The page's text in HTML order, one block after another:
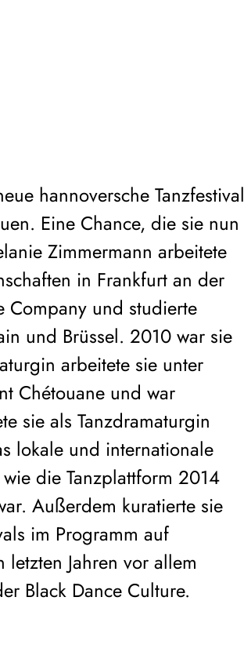
hannoversche Tanzfestival
Eine Chance, die sie nun
Zimmermann arbeitete
in Frankfurt an der
Company und studierte
und Brüssel. 2010 war sie
arbeitete sie unter
Chétouane und war
sie als Tanzdramaturgin
lokale und internationale
die Tanzplattform 2014
Außerdem kuratierte sie
im Programm auf
Jahren vor allem
Black Dance Culture.